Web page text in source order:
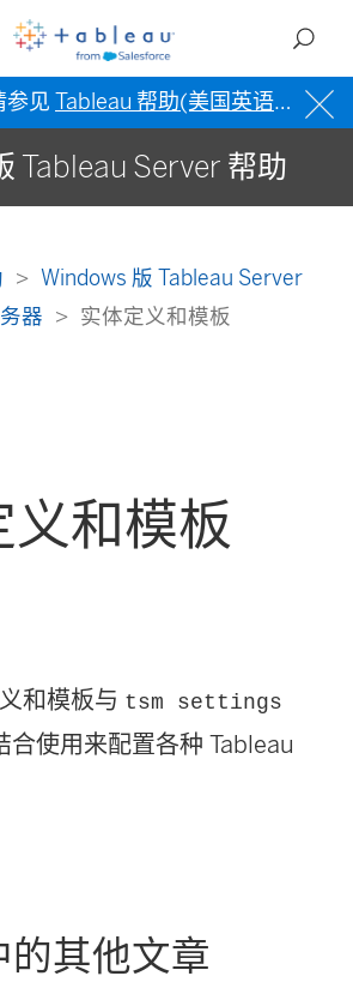
参见 Tableau 帮助(美国英语) 。
Tableau Server 帮助
Windows 版 Tableau Server
器 实体定义和模板
义和模板
和模板与 tsm settings
合使用来配置各种 Tableau
的其他文章